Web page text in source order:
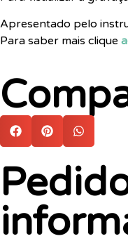
Apresentado pelo
Para saber mais clique